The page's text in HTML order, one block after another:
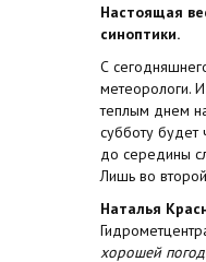
Настоящая
синоптики.
С
метеорологи.
теплым днем
субботу будет
до середины
Лишь во
Наталья
хорошей